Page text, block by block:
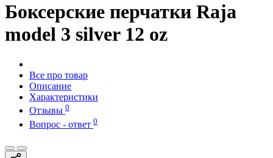
Боксерские перчатки Raja
model 3 silver 12 oz
Все про товар
Описание
Характеристики
Отзывы 0
Вопрос - ответ 0